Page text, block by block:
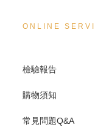
ONLINE
檢驗報告
購物須知
常見問題Q&A